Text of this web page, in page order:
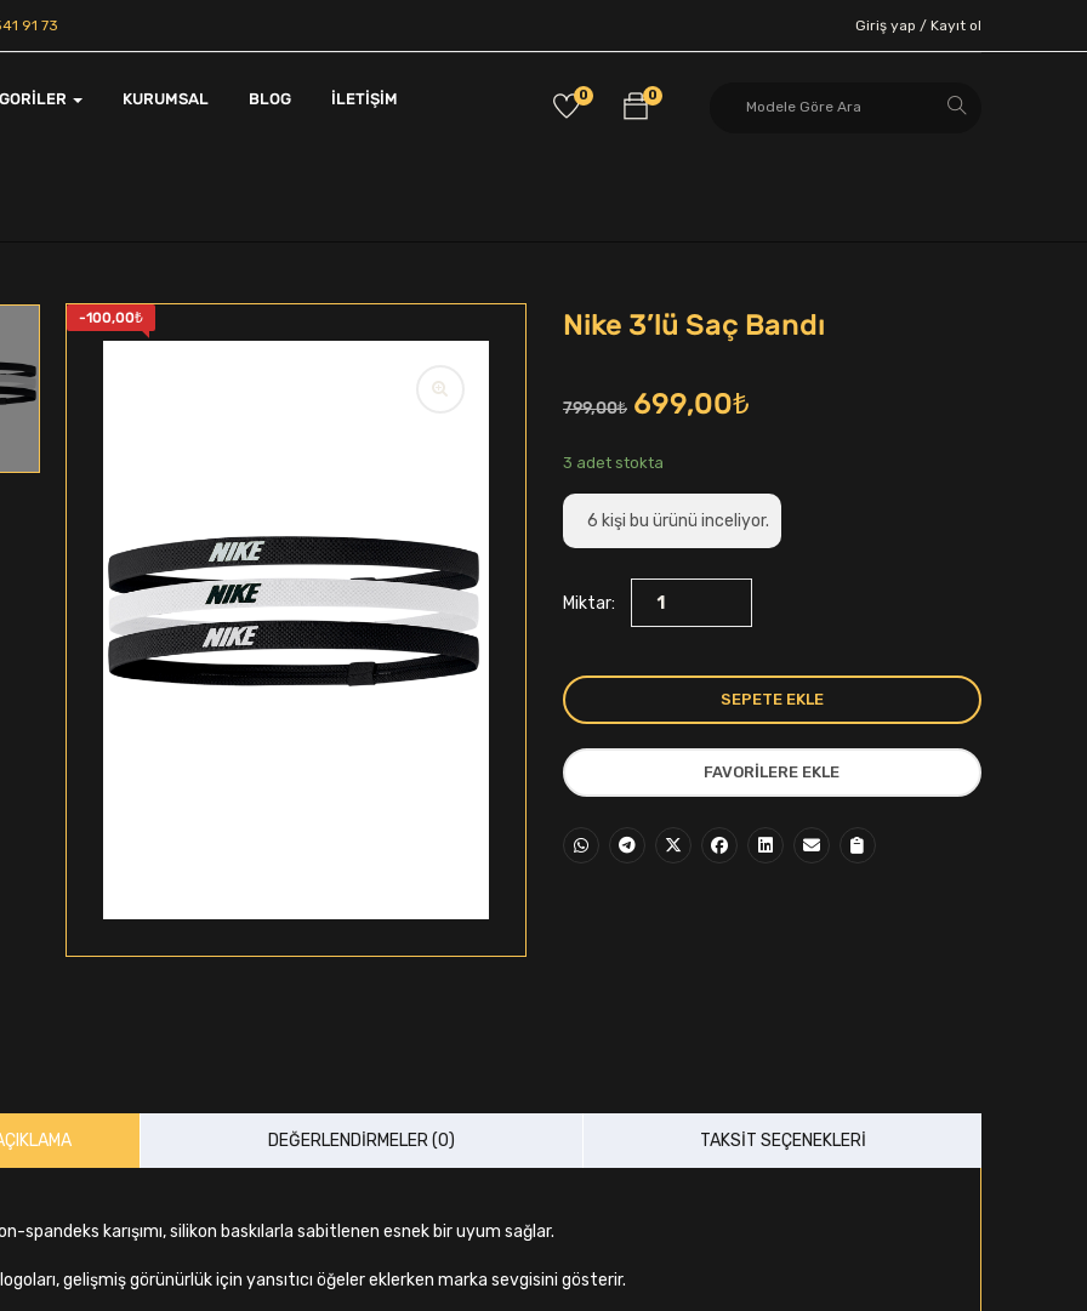
91 73 Giriş yap / Kayıt ol
KURUMSAL BLOG İLETIŞIM 0
0
-100,00₺ Nike 3’lü Saç Bandı
799,00₺ Orijinal
fiyat:
799,00₺.
699,00₺Şu
fiyat:
3 adet stokta
6 kişi bu ürünü inceliyor.
Miktar:
SEPETE EKLE
FAVORILERE EKLE
DEĞERLENDIRMELER (0) TAKSIT SEÇENEKLERI
spandeks karışımı, silikon baskılarla sabitlenen esnek bir uyum sağlar.
gelişmiş görünürlük için yansıtıcı öğeler eklerken marka sevgisini gösterir.